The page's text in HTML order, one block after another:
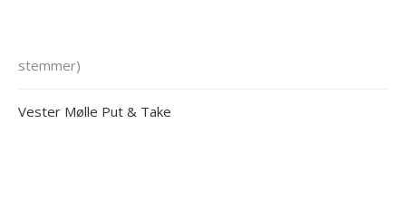
stemmer)
Vester Mølle Put & Take